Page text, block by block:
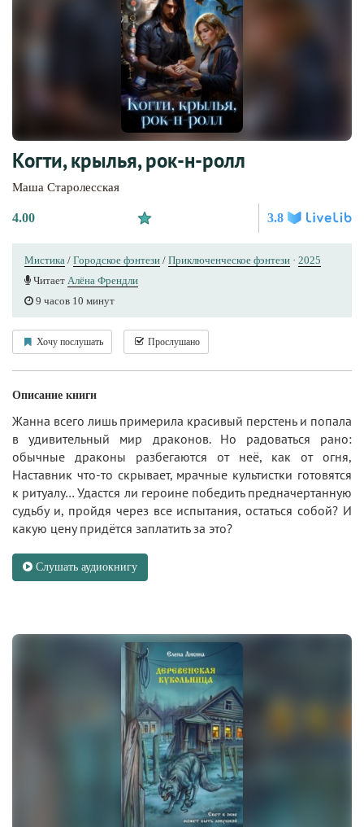
Когти, крылья, рок-н-ролл
Маша Старолесская
4.00 3.8
Мистика / Городское фэнтези / Приключенческое фэнтези · 2025
Читает Алёна Френдли
9 часов 10 минут
Хочу послушать Прослушано
Описание книги
Жанна всего лишь примерила красивый перстень и попала
в удивительный мир драконов. Но радоваться рано:
обычные драконы разбегаются от неё, как от огня,
Наставник что-то скрывает, мрачные культистки готовятся
к ритуалу… Удастся ли героине победить предначертанную
судьбу и, пройдя через все испытания, остаться собой? И
какую цену придётся заплатить за это?
Слушать аудиокнигу